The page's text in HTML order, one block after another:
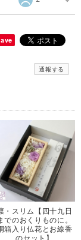
通報する
・スリム【四十九日
でのおくりものに。
箱入り仏花とお線香
のセット】